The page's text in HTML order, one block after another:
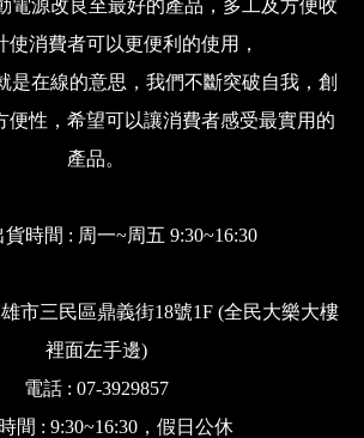
電源改良至最好的產品，多工及方便收
使消費者可以更便利的使用，
是在線的意思，我們不斷突破自我，創
便性，希望可以讓消費者感受最實用的
產品。
時間 : 周一~周五 9:30~16:30
市三民區鼎義街18號1F (全民大樂大樓
裡面左手邊)
電話 : 07-3929857
間 : 9:30~16:30，假日公休